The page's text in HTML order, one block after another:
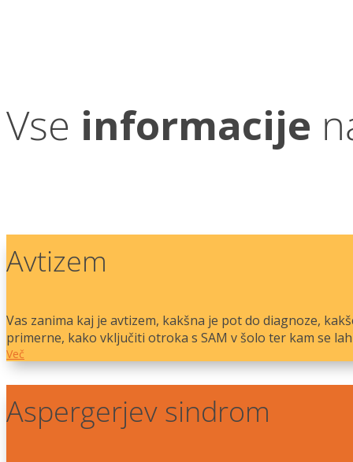
Vse informacije
Avtizem
Vas zanima kaj je avtizem, kakšna je pot do diagnoze,
primerne, kako vključiti otroka s SAM v šolo ter kam se
Več
Aspergerjev sindrom